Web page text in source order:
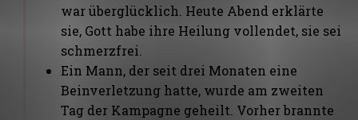
war überglücklich. Heute Abend erklärte
sie, Gott habe ihre Heilung vollendet, sie sei
schmerzfrei.
Ein Mann, der seit drei Monaten eine
Beinverletzung hatte, wurde am zweiten
Tag der Kampagne geheilt. Vorher brannte